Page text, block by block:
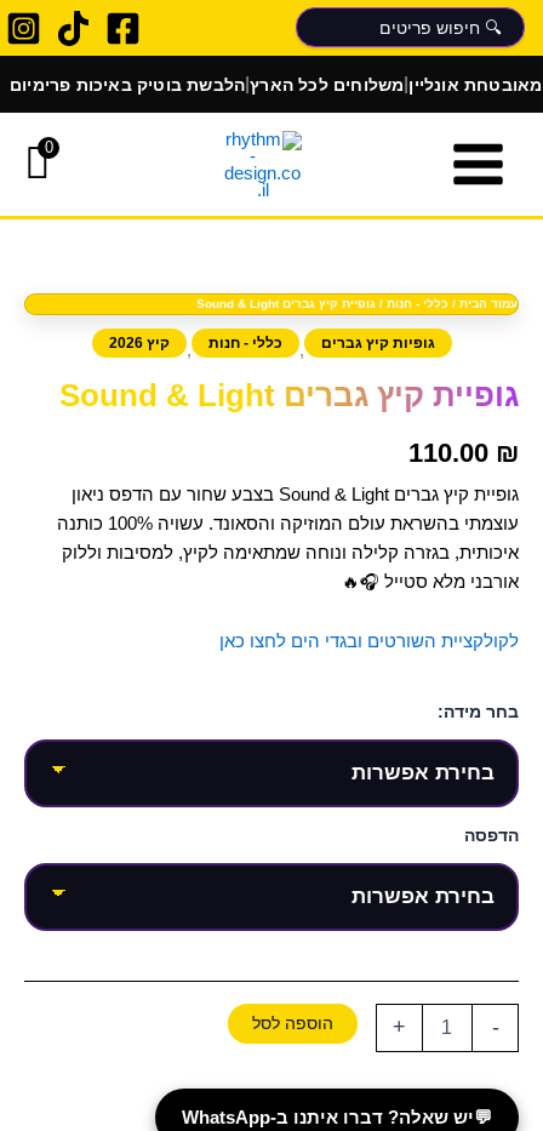
דילוג
לתוכן
הלבשת בוטיק באיכות פרימיום |משלוחים לכל הארץ|אונליין
0
עמוד הבית / כללי - חנות / גופיית קיץ גברים Sound & Light
גופיות קיץ גברים , כללי - חנות , קיץ 2026
גופיית קיץ גברים Sound & Light
110.00 ₪
גופיית קיץ גברים Sound & Light בצבע שחור עם הדפס ניאון
עוצמתי בהשראת עולם המוזיקה והסאונד. עשויה 100% כותנה
איכותית, בגזרה קלילה ונוחה שמתאימה לקיץ, למסיבות וללוק
אורבני מלא סטייל 🎧🔥
לקולקציית השורטים ובגדי הים לחצו כאן
בחר מידה:
הדפסה
-
קיץ
Light
+ הוספה לסל
💬יש שאלה? דברו איתנו ב-WhatsApp